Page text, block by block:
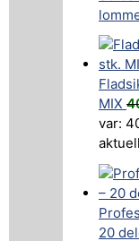
MIX
var:
20